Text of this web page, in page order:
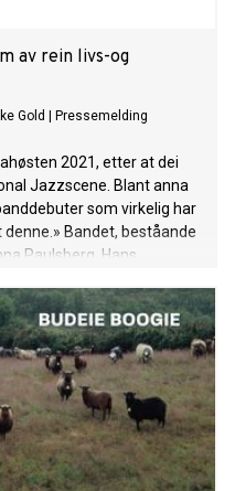
av rein livs-og
Gold Pressemelding
2021, etter at dei
Jazzscene. Blant anna
som virkelig har
Bandet, beståande
Paulsberg, Hans